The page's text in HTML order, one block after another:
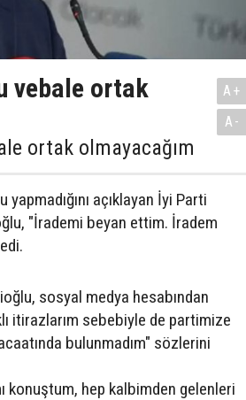
vebale ortak
ortak olmayacağım
A+
A-
açıklayan İyi Parti
"İrademi beyan ettim. İradem
sosyal medya hesabından
itirazlarım sebebiyle de partimize
bulunmadım" sözlerini
konuştum, hep kalbimden gelenleri